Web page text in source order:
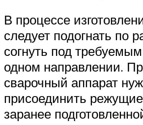
В процессе
следует подогнать по
согнуть под
одном направлении.
сварочный аппарат
присоединить
заранее